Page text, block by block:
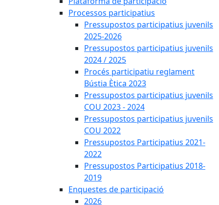
Processos participatius
Pressupostos participatius juvenils
2025-2026
Pressupostos participatius juvenils
2024 / 2025
Procés participatiu reglament
Bústia Ètica 2023
Pressupostos participatius juvenils
COU 2023 - 2024
Pressupostos participatius juvenils
COU 2022
Pressupostos Participatius 2021-
2022
Pressupostos Participatius 2018-
2019
Enquestes de participació
2026